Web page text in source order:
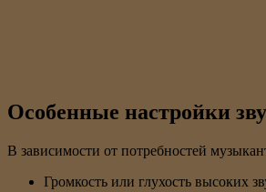
Особенные настройки
В зависимости от потребностей
Громкость или глухость высоких